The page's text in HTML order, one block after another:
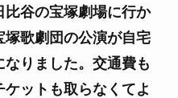
比谷の宝塚劇場に行か
歌劇団の公演が自宅
りました。交通費も
ットも取らなくてよ